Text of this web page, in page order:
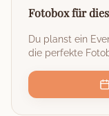
Fotobox für
Du planst ein
die perfekte